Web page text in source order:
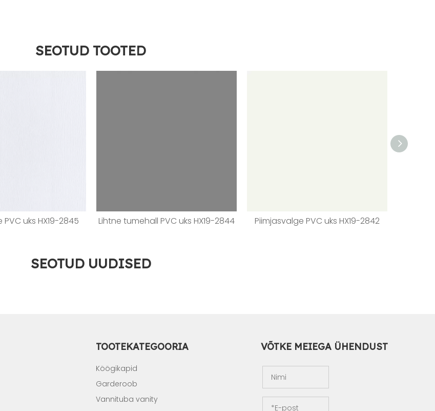
SEOTUD TOOTED
uks HX19-2845 Lihtne tumehall PVC uks HX19-2844 Piimjasvalge PVC uks HX19-2842
SEOTUD UUDISED
TOOTEKATEGOORIA
Köögikapid
Garderoob
Vannituba vanity
VÕTKE MEIEGA ÜHENDUST